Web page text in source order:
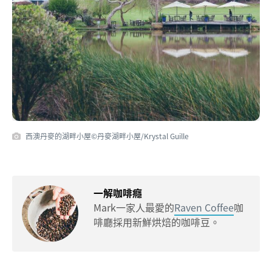
西澳丹麥的湖畔小屋©丹麥湖畔小屋/Krystal Guille
一解咖啡癮
Mark一家人最愛的Raven Coffee咖
啡廳採用新鮮烘焙的咖啡豆。